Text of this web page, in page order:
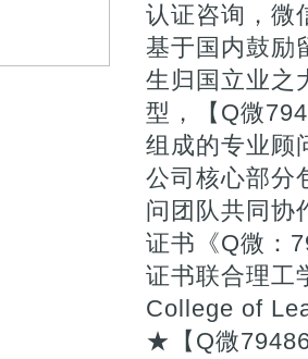
认证咨询，微
基于国内鼓励
生归国立业之
型，【Q微
组成的专业顾
公司核心部分
问团队共同协
证书《Q微：
证书联合理工
College of
★【Q微